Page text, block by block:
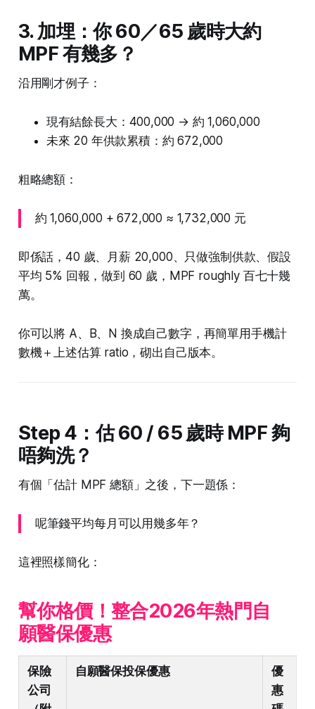
3. 加埋：你 60／65 歲時大約
MPF 有幾多？
沿用剛才例子：
現有結餘長大：400,000 → 約 1,060,000
未來 20 年供款累積：約 672,000
粗略總額：
約 1,060,000 + 672,000 ≈ 1,732,000 元
即係話，40 歲、月薪 20,000、只做強制供款、假設
平均 5% 回報，做到 60 歲，MPF roughly 百七十幾
萬。
你可以將 A、B、N 換成自己數字，再簡單用手機計
數機＋上述估算 ratio，砌出自己版本。
Step 4：估 60 / 65 歲時 MPF 夠
唔夠洗？
有個「估計 MPF 總額」之後，下一題係：
呢筆錢平均每月可以用幾多年？
這裡照樣簡化：
幫你格價！整合2026年熱門自
願醫保優惠
保險
公司
自願醫保投保優惠
優
惠